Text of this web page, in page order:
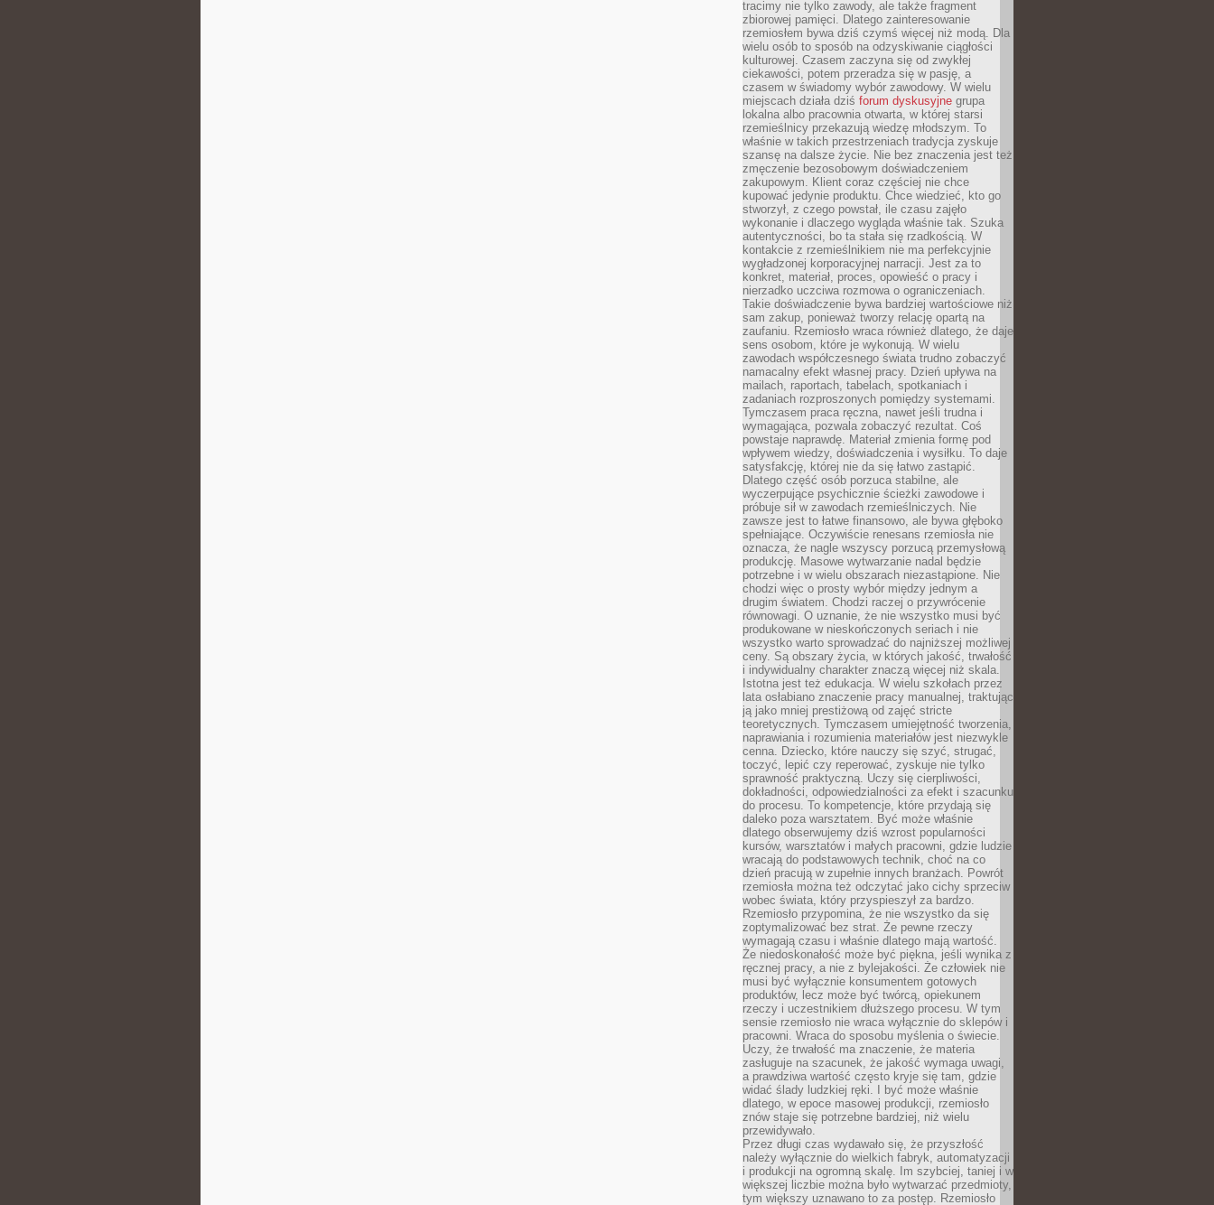
tracimy nie tylko zawody, ale także fragment
zbiorowej pamięci. Dlatego zainteresowanie
rzemiosłem bywa dziś czymś więcej niż modą. Dla
wielu osób to sposób na odzyskiwanie ciągłości
kulturowej. Czasem zaczyna się od zwykłej
ciekawości, potem przeradza się w pasję, a
czasem w świadomy wybór zawodowy. W wielu
miejscach działa dziś forum dyskusyjne grupa
lokalna albo pracownia otwarta, w której starsi
rzemieślnicy przekazują wiedzę młodszym. To
właśnie w takich przestrzeniach tradycja zyskuje
szansę na dalsze życie. Nie bez znaczenia jest też
zmęczenie bezosobowym doświadczeniem
zakupowym. Klient coraz częściej nie chce
kupować jedynie produktu. Chce wiedzieć, kto go
stworzył, z czego powstał, ile czasu zajęło
wykonanie i dlaczego wygląda właśnie tak. Szuka
autentyczności, bo ta stała się rzadkością. W
kontakcie z rzemieślnikiem nie ma perfekcyjnie
wygładzonej korporacyjnej narracji. Jest za to
konkret, materiał, proces, opowieść o pracy i
nierzadko uczciwa rozmowa o ograniczeniach.
Takie doświadczenie bywa bardziej wartościowe niż
sam zakup, ponieważ tworzy relację opartą na
zaufaniu. Rzemiosło wraca również dlatego, że daje
sens osobom, które je wykonują. W wielu
zawodach współczesnego świata trudno zobaczyć
namacalny efekt własnej pracy. Dzień upływa na
mailach, raportach, tabelach, spotkaniach i
zadaniach rozproszonych pomiędzy systemami.
Tymczasem praca ręczna, nawet jeśli trudna i
wymagająca, pozwala zobaczyć rezultat. Coś
powstaje naprawdę. Materiał zmienia formę pod
wpływem wiedzy, doświadczenia i wysiłku. To daje
satysfakcję, której nie da się łatwo zastąpić.
Dlatego część osób porzuca stabilne, ale
wyczerpujące psychicznie ścieżki zawodowe i
próbuje sił w zawodach rzemieślniczych. Nie
zawsze jest to łatwe finansowo, ale bywa głęboko
spełniające. Oczywiście renesans rzemiosła nie
oznacza, że nagle wszyscy porzucą przemysłową
produkcję. Masowe wytwarzanie nadal będzie
potrzebne i w wielu obszarach niezastąpione. Nie
chodzi więc o prosty wybór między jednym a
drugim światem. Chodzi raczej o przywrócenie
równowagi. O uznanie, że nie wszystko musi być
produkowane w nieskończonych seriach i nie
wszystko warto sprowadzać do najniższej możliwej
ceny. Są obszary życia, w których jakość, trwałość
i indywidualny charakter znaczą więcej niż skala.
Istotna jest też edukacja. W wielu szkołach przez
lata osłabiano znaczenie pracy manualnej, traktując
ją jako mniej prestiżową od zajęć stricte
teoretycznych. Tymczasem umiejętność tworzenia,
naprawiania i rozumienia materiałów jest niezwykle
cenna. Dziecko, które nauczy się szyć, strugać,
toczyć, lepić czy reperować, zyskuje nie tylko
sprawność praktyczną. Uczy się cierpliwości,
dokładności, odpowiedzialności za efekt i szacunku
do procesu. To kompetencje, które przydają się
daleko poza warsztatem. Być może właśnie
dlatego obserwujemy dziś wzrost popularności
kursów, warsztatów i małych pracowni, gdzie ludzie
wracają do podstawowych technik, choć na co
dzień pracują w zupełnie innych branżach. Powrót
rzemiosła można też odczytać jako cichy sprzeciw
wobec świata, który przyspieszył za bardzo.
Rzemiosło przypomina, że nie wszystko da się
zoptymalizować bez strat. Że pewne rzeczy
wymagają czasu i właśnie dlatego mają wartość.
Że niedoskonałość może być piękna, jeśli wynika z
ręcznej pracy, a nie z bylejakości. Że człowiek nie
musi być wyłącznie konsumentem gotowych
produktów, lecz może być twórcą, opiekunem
rzeczy i uczestnikiem dłuższego procesu. W tym
sensie rzemiosło nie wraca wyłącznie do sklepów i
pracowni. Wraca do sposobu myślenia o świecie.
Uczy, że trwałość ma znaczenie, że materia
zasługuje na szacunek, że jakość wymaga uwagi,
a prawdziwa wartość często kryje się tam, gdzie
widać ślady ludzkiej ręki. I być może właśnie
dlatego, w epoce masowej produkcji, rzemiosło
znów staje się potrzebne bardziej, niż wielu
przewidywało.
Przez długi czas wydawało się, że przyszłość
należy wyłącznie do wielkich fabryk, automatyzacji
i produkcji na ogromną skalę. Im szybciej, taniej i w
większej liczbie można było wytwarzać przedmioty,
tym większy uznawano to za postęp. Rzemiosło